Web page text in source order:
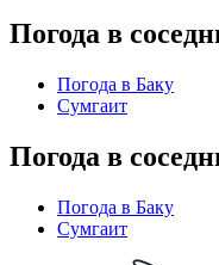
Погода в
Погода в Баку
Сумгаит
Погода в
Погода в Баку
Сумгаит